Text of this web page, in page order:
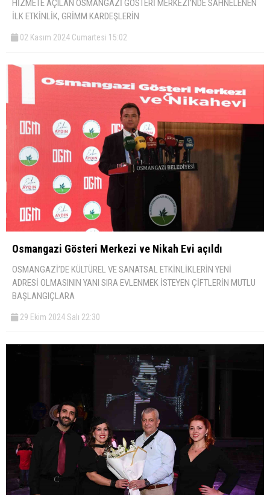
HİZMETE AÇILAN OSMANGAZİ GÖSTERİ MERKEZİ’NDE SAHNELENEN
İLK ETKİNLİK, GRİMM KARDEŞLERİN
02 Kasım 2024 Cumartesi 15:02
Osmangazi Gösteri Merkezi ve Nikah Evi açıldı
OSMANGAZİ’DE KÜLTÜREL VE SANATSAL ETKİNLİKLERİN YENİ
ADRESİ OLMASININ YANI SIRA EVLENMEK İSTEYEN ÇİFTLERİN MUTLU
BAŞLANGIÇLARA
29 Ekim 2024 Salı 22:30